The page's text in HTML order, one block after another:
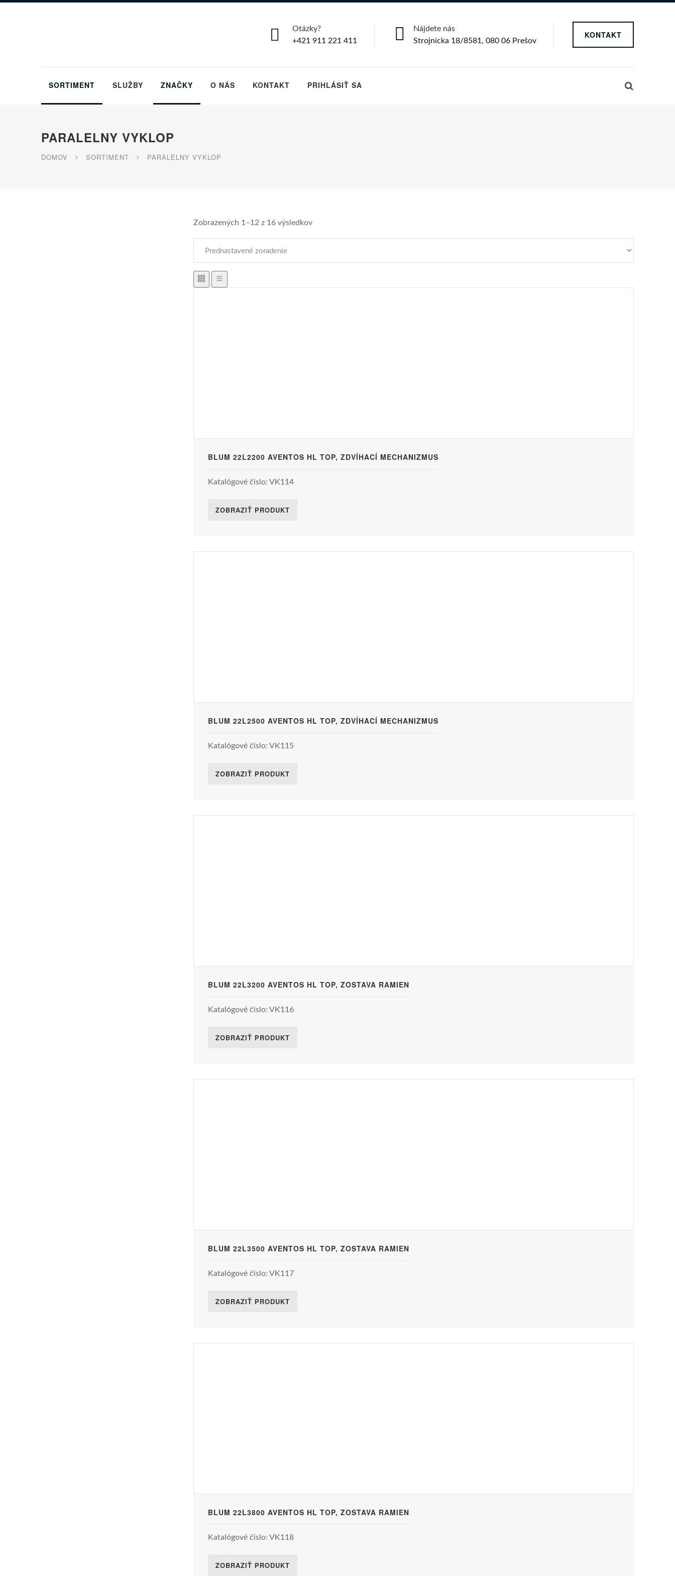
Otázky?
+421 911 221 411
Nájdete nás
Strojnícka 18/8581, 080 06 Prešov
KONTAKT
SORTIMENT SLUŽBY ZNAČKY O NÁS KONTAKT PRIHLÁSIŤ SA
PARALELNY VYKLOP
DOMOV SORTIMENT PARALELNY VYKLOP
Zobrazených 1–12 z 16 výsledkov
BLUM 22L2200 AVENTOS HL TOP, ZDVÍHACÍ MECHANIZMUS
Katalógové čislo: VK114
ZOBRAZIŤ PRODUKT
BLUM 22L2500 AVENTOS HL TOP, ZDVÍHACÍ MECHANIZMUS
Katalógové čislo: VK115
ZOBRAZIŤ PRODUKT
BLUM 22L3200 AVENTOS HL TOP, ZOSTAVA RAMIEN
Katalógové čislo: VK116
ZOBRAZIŤ PRODUKT
BLUM 22L3500 AVENTOS HL TOP, ZOSTAVA RAMIEN
Katalógové čislo: VK117
ZOBRAZIŤ PRODUKT
BLUM 22L3800 AVENTOS HL TOP, ZOSTAVA RAMIEN
Katalógové čislo: VK118
ZOBRAZIŤ PRODUKT